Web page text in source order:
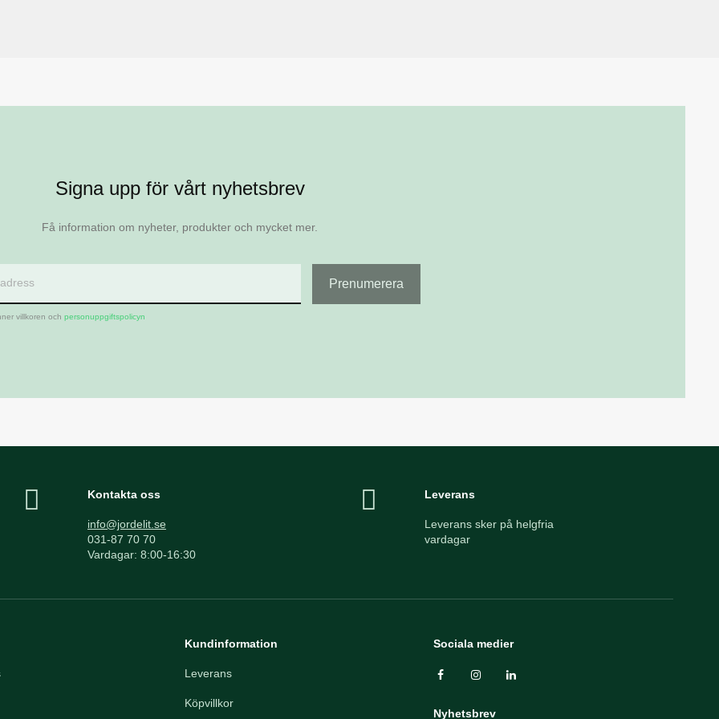
Signa upp för vårt nyhetsbrev
Få information om nyheter, produkter och mycket mer.
villkoren och personuppgiftspolicyn
Kontakta oss
info@jordelit.se
031-87 70 70
Vardagar: 8:00-16:30
Leverans
Leverans sker på helgfria
vardagar
Kundinformation
Leverans
Köpvillkor
Sociala medier
Nyhetsbrev